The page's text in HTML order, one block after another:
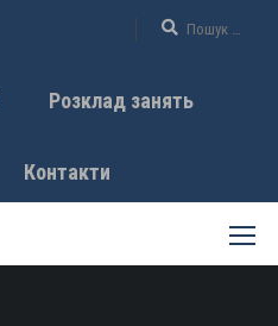
Розклад занять
Контакти